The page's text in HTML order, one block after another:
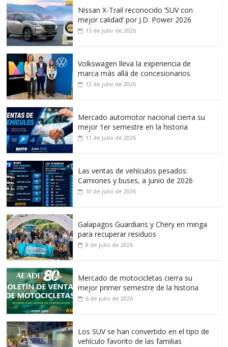
Nissan X-Trail reconocido ‘SUV con
mejor calidad’ por J.D. Power 2026
15 de julio de 2026
Volkswagen lleva la experiencia de
marca más allá de concesionarios
12 de julio de 2026
Mercado automotor nacional cierra su
mejor 1er semestre en la historia
11 de julio de 2026
Las ventas de vehículos pesados:
Camiones y buses, a junio de 2026
10 de julio de 2026
Galapagos Guardians y Chery en minga
para recuperar residuos
8 de julio de 2026
Mercado de motocicletas cierra su
mejor primer semestre de la historia
6 de julio de 2026
Los SUV se han convertido en el tipo de
vehículo favorito de las familias